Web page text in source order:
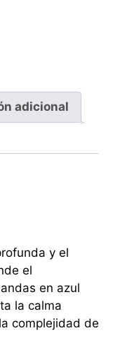
adicional
y el
el
en azul
la calma
complejidad de